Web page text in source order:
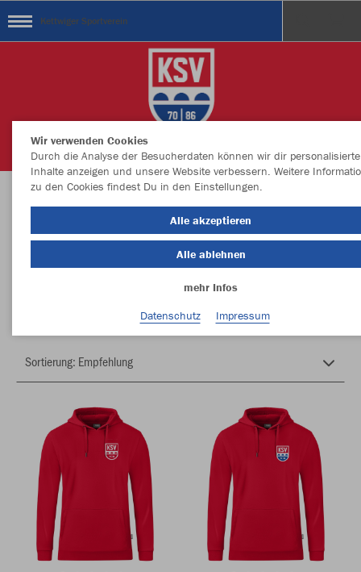
Kettwiger Sportverein
Herzlich Willkommen im Teamshop Kettwiger
Sportverein
Wir verwenden Cookies
Durch die Analyse der Besucherdaten können wir dir personalisierte
Inhalte anzeigen und unsere Website verbessern. Weitere
zu den Cookies findest Du in den Einstellungen.
Alle akzeptieren
Alle ablehnen
mehr Infos
Datenschutz
Impressum